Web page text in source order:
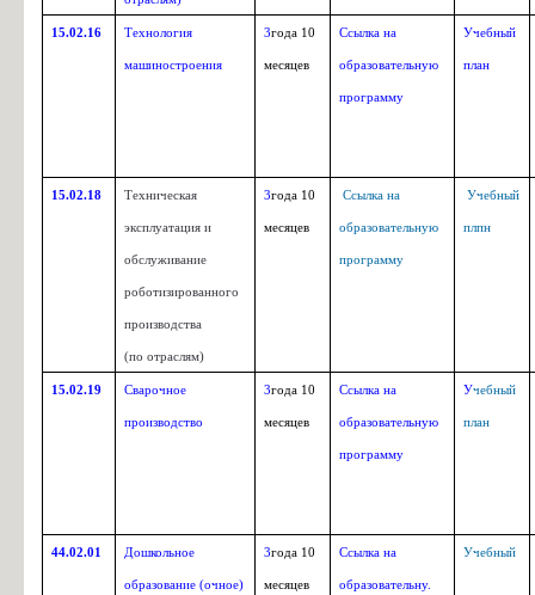
15.02.16 Технология
машиностроения
3года 10
месяцев
Ссылка на
образовательную
программу
Учебный
план
15.02.18 Техническая
эксплуатация и
обслуживание
роботизированного
производства
(по отраслям)
3года 10
месяцев
Ссылка на
образовательную
программу
Учебный
плпн
15.02.19 Сварочное
производство
3года 10
месяцев
Ссылка на
образовательную
программу
Учебный
план
44.02.01 Дошкольное
образование (очное)
3года 10
месяцев
Ссылка на
образовательну.
Учебный